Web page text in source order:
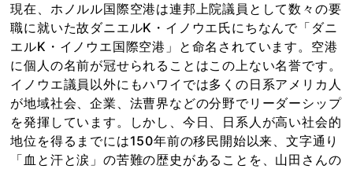
現在、ホノルル国際空港は連邦上院議員として数々の要
職に就いた故ダニエルK・イノウエ氏にちなんで「ダニ
エルK・イノウエ国際空港」と命名されています。空港
に個人の名前が冠せられることはこの上ない名誉です。
イノウエ議員以外にもハワイでは多くの日系アメリカ人
が地域社会、企業、法曹界などの分野でリーダーシップ
を発揮しています。しかし、今日、日系人が高い社会的
地位を得るまでには150年前の移民開始以来、文字通り
「血と汗と涙」の苦難の歴史があることを、山田さんの